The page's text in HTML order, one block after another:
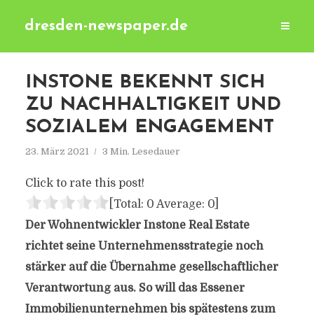
dresden-newspaper.de
INSTONE BEKENNT SICH
ZU NACHHALTIGKEIT UND
SOZIALEM ENGAGEMENT
23. März 2021 3 Min. Lesedauer
Click to rate this post!
[Total: 0 Average: 0]
Der Wohnentwickler Instone Real Estate
richtet seine Unternehmensstrategie noch
stärker auf die Übernahme gesellschaftlicher
Verantwortung aus. So will das Essener
Immobilienunternehmen bis spätestens zum